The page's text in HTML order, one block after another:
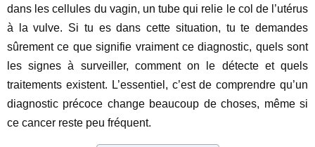
dans les cellules du vagin, un tube qui relie le col de l’utérus
à la vulve. Si tu es dans cette situation, tu te demandes
sûrement ce que signifie vraiment ce diagnostic, quels sont
les signes à surveiller, comment on le détecte et quels
traitements existent. L’essentiel, c’est de comprendre qu’un
diagnostic précoce change beaucoup de choses, même si
ce cancer reste peu fréquent.